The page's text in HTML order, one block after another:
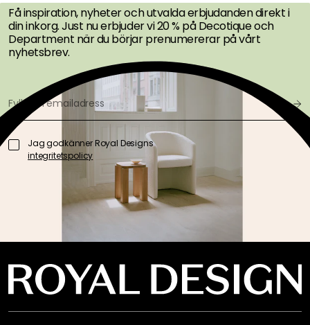
Få inspiration, nyheter och utvalda erbjudanden direkt i
din inkorg. Just nu erbjuder vi 20 % på Decotique och
Department när du börjar prenumererar på vårt
nyhetsbrev.
Jag godkänner Royal Designs
integritetspolicy